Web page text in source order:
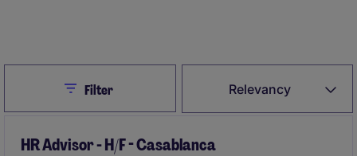
Relevancy
CloseFilter
HR Advisor - H/F - Casablanca